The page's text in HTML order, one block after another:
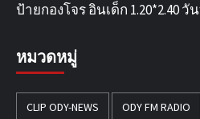
ป้ายกองโจร อินเด็ก 1.20*2.40 วั
หมวดหมู่
CLIP ODY-NEWS ODY FM RADIO